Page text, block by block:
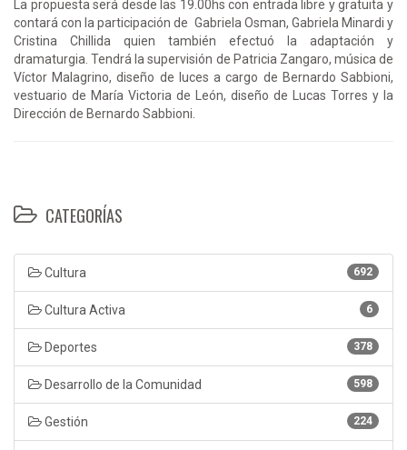
La propuesta será desde las 19.00hs con entrada libre y gratuita y
contará con la participación de Gabriela Osman, Gabriela Minardi y
Cristina Chillida quien también efectuó la adaptación y
dramaturgia. Tendrá la supervisión de Patricia Zangaro, música de
Víctor Malagrino, diseño de luces a cargo de Bernardo Sabbioni,
vestuario de María Victoria de León, diseño de Lucas Torres y la
Dirección de Bernardo Sabbioni.
CATEGORÍAS
692
Cultura
6
Cultura Activa
378
Deportes
598
Desarrollo de la Comunidad
224
Gestión